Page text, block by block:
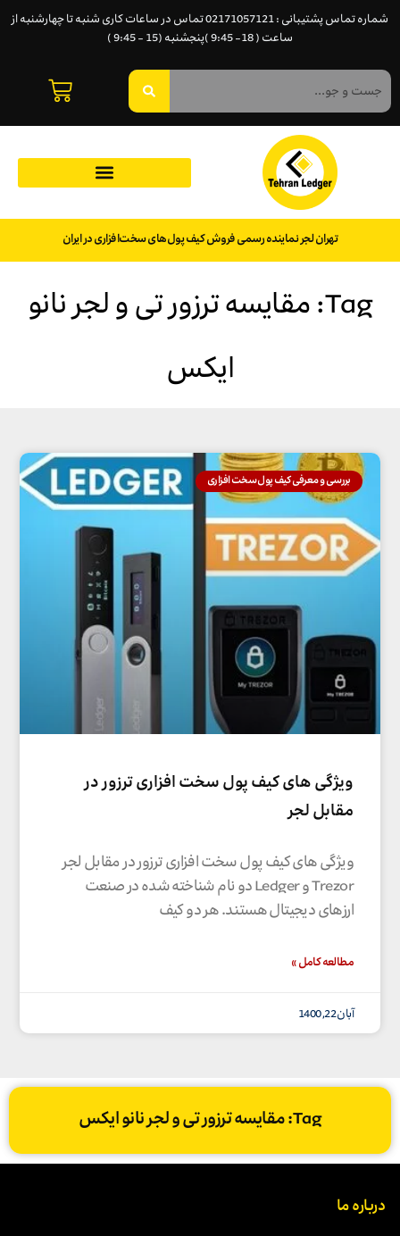
شماره تماس پشتیبانی : 02171057121 تماس در ساعات کاری شنبه تا چهارشنبه از
ساعت ( 18- 9:45 )پنجشنبه (15 - 9:45 )
تهران لجر نماینده رسمی فروش کیف پول‌های سخت‌افزاری در ایران
Tag: مقایسه ترزور تی و لجر نانو
ایکس
بررسی و معرفی کیف پول سخت افزاری
ویژگی های کیف پول سخت افزاری ترزور در
مقابل لجر
ویژگی های کیف پول سخت افزاری ترزور در مقابل لجر
Trezor و Ledger دو نام شناخته شده در صنعت
ارزهای دیجیتال هستند. هر دو کیف
مطالعه کامل »
آبان 22, 1400
Tag: مقایسه ترزور تی و لجر نانو ایکس
درباره ما